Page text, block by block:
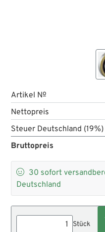
Artikel №
Nettopreis
Steuer Deutschland (19%)
Bruttopreis
 30 sofort
Deutschland
Stück